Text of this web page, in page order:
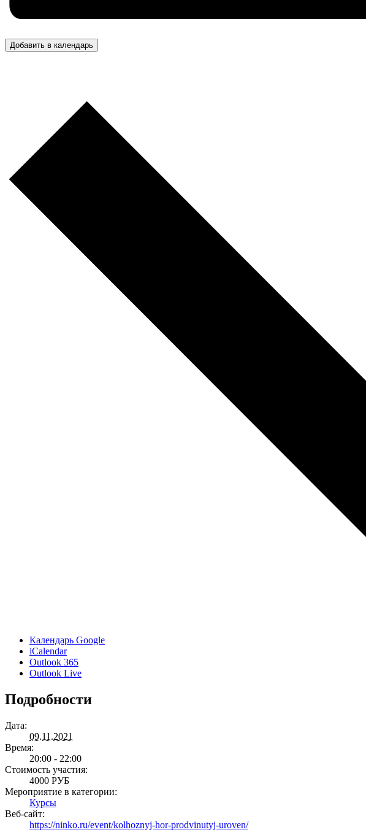
Добавить в календарь
Календарь Google
iCalendar
Outlook 365
Outlook Live
Подробности
Дата:
09.11.2021
Время:
20:00 - 22:00
Стоимость участия:
4000 РУБ
Мероприятие в категории:
Курсы
Веб-сайт:
https://ninko.ru/event/kolhoznyj-hor-prodvinutyj-uroven/